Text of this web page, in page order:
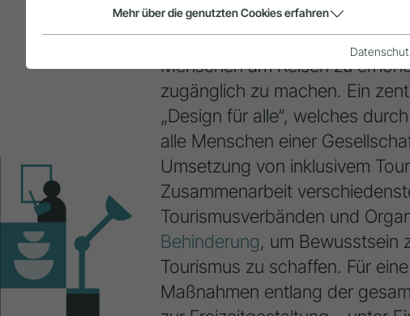
Inklusionim Tourismus zielt
Menschen am Reisen zu
zugänglich zu machen. Ein
„Design für alle“, welches
alle Menschen einer
Umsetzung von inklusivem
Zusammenarbeit
Tourismusverbänden und
Behinderung, um Bewusstsein
Tourismus zu schaffen. Für
Maßnahmen entlang der
Mehr über die genutzten Cookies erfahren